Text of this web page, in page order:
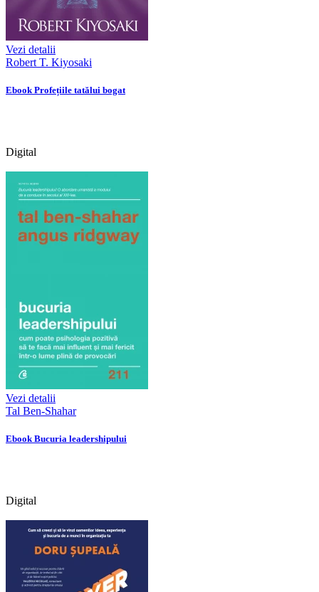
Vezi detalii
Robert T. Kiyosaki
Ebook Profețiile tatălui bogat
Digital
Vezi detalii
Tal Ben-Shahar
Ebook Bucuria leadershipului
Digital